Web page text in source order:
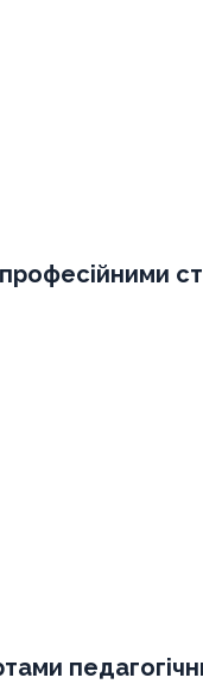
професійними